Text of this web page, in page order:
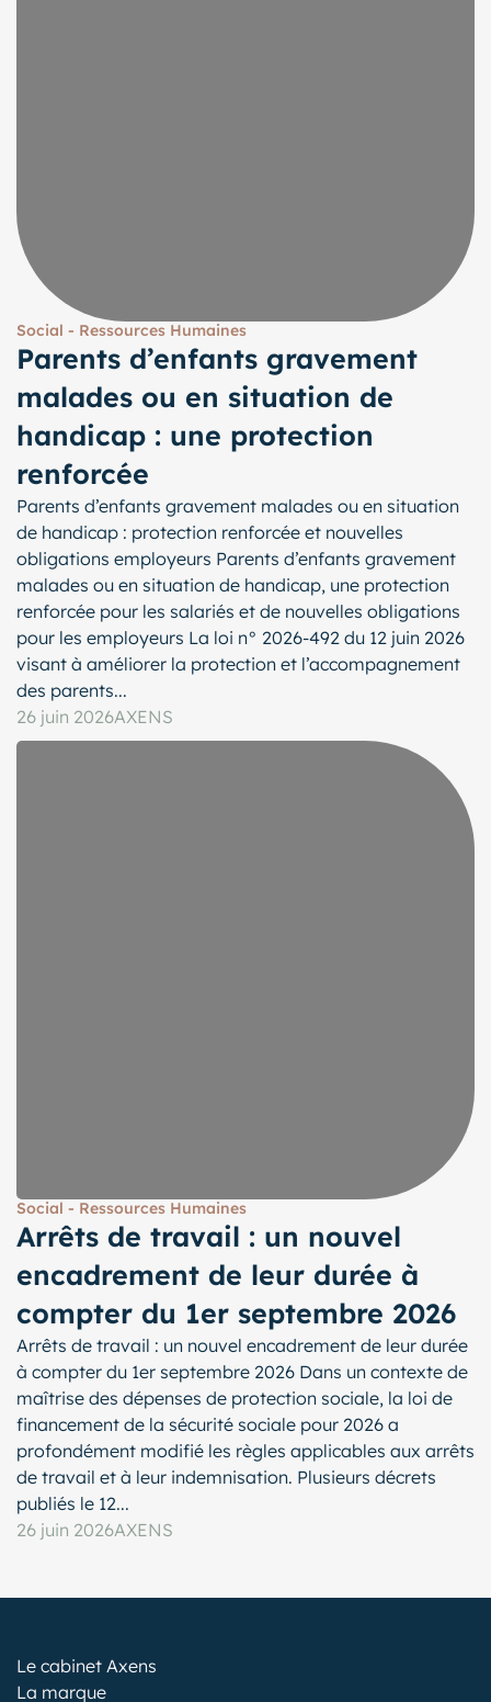
Social - Ressources Humaines
Parents d’enfants gravement
malades ou en situation de
handicap : une protection
renforcée
Parents d’enfants gravement malades ou en situation
de handicap : protection renforcée et nouvelles
obligations employeurs Parents d’enfants gravement
malades ou en situation de handicap, une protection
renforcée pour les salariés et de nouvelles obligations
pour les employeurs La loi n° 2026-492 du 12 juin 2026
visant à améliorer la protection et l’accompagnement
des parents...
26 juin 2026AXENS
Social - Ressources Humaines
Arrêts de travail : un nouvel
encadrement de leur durée à
compter du 1er septembre 2026
Arrêts de travail : un nouvel encadrement de leur durée
à compter du 1er septembre 2026 Dans un contexte de
maîtrise des dépenses de protection sociale, la loi de
financement de la sécurité sociale pour 2026 a
profondément modifié les règles applicables aux arrêts
de travail et à leur indemnisation. Plusieurs décrets
publiés le 12...
26 juin 2026AXENS
Le cabinet Axens
La marque